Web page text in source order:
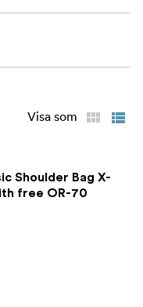
Visa som
Shoulder Bag X-
free OR-70